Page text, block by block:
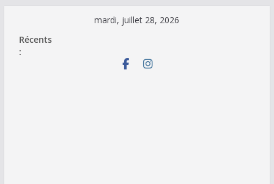
contenu
mardi, juillet 28, 2026
Récents
: